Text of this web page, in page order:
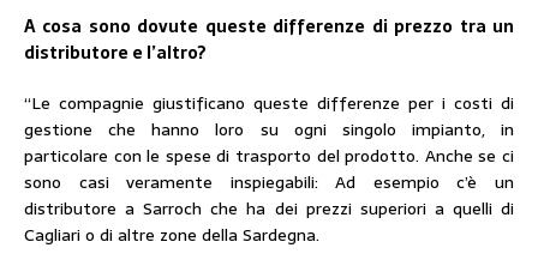
A cosa sono dovute queste differenze di prezzo tra un
distributore e l’altro?
“Le compagnie giustificano queste differenze per i costi di
gestione che hanno loro su ogni singolo impianto, in
particolare con le spese di trasporto del prodotto. Anche se ci
sono casi veramente inspiegabili: Ad esempio c’è un
distributore a Sarroch che ha dei prezzi superiori a quelli di
Cagliari o di altre zone della Sardegna.